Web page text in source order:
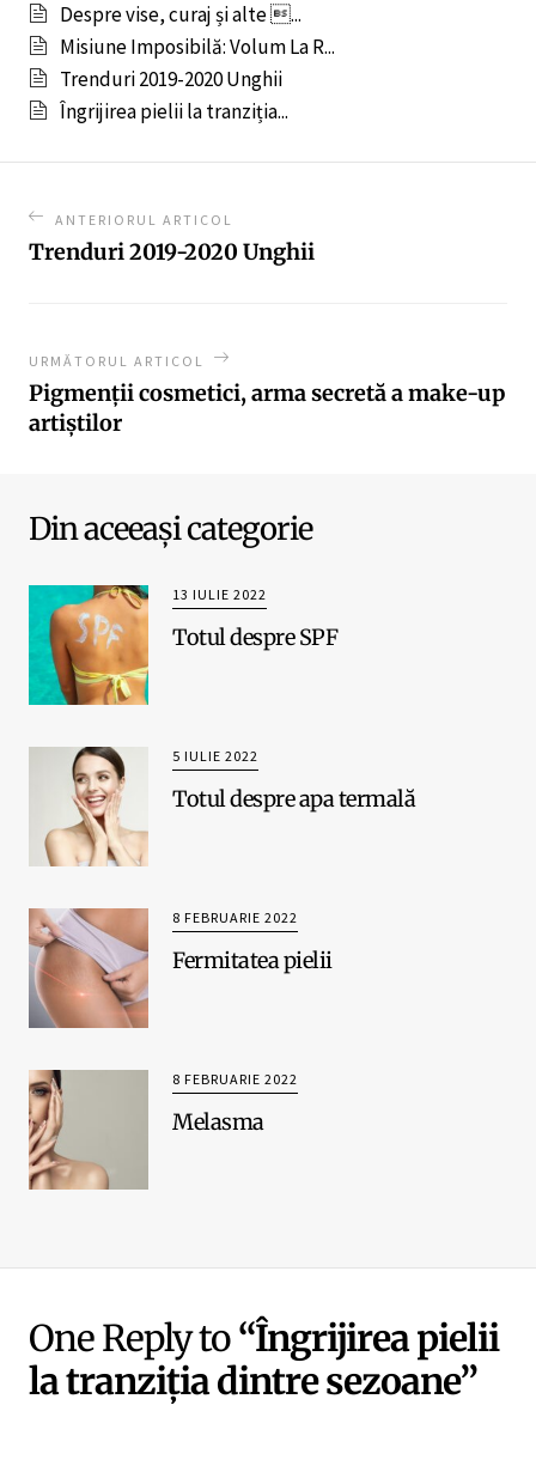
Despre vise, curaj și alte ...
Misiune Imposibilă: Volum La R...
Trenduri 2019-2020 Unghii
Îngrijirea pielii la tranziția...
ANTERIORUL ARTICOL
Trenduri 2019-2020 Unghii
URMĂTORUL ARTICOL
Pigmenții cosmetici, arma secretă a make-up
artiștilor
Din aceeași categorie
13 IULIE 2022
Totul despre SPF
5 IULIE 2022
Totul despre apa termală
8 FEBRUARIE 2022
Fermitatea pielii
8 FEBRUARIE 2022
Melasma
One Reply to“Îngrijirea pielii
la tranziția dintre sezoane”